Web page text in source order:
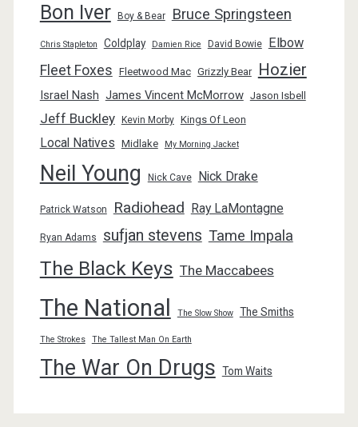
Bon Iver Boy & Bear Bruce Springsteen
Chris Stapleton Coldplay Damien Rice David Bowie Elbow
Fleet Foxes Fleetwood Mac Grizzly Bear Hozier
Israel Nash James Vincent McMorrow Jason Isbell
Jeff Buckley Kevin Morby Kings Of Leon
Local Natives Midlake My Morning Jacket
Neil Young Nick Cave Nick Drake
Patrick Watson Radiohead Ray LaMontagne
Ryan Adams sufjan stevens Tame Impala
The Black Keys The Maccabees
The National The Slow Show The Smiths
The Strokes The Tallest Man On Earth
The War On Drugs Tom Waits